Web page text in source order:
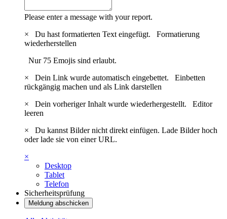
Please enter a message with your report.
×
Du hast formatierten Text eingefügt. Formatierung
wiederherstellen
Nur 75 Emojis sind erlaubt.
×
Dein Link wurde automatisch eingebettet. Einbetten
rückgängig machen und als Link darstellen
×
Dein vorheriger Inhalt wurde wiederhergestellt. Editor
leeren
×
Du kannst Bilder nicht direkt einfügen. Lade Bilder hoch
oder lade sie von einer URL.
×
Desktop
Tablet
Telefon
Sicherheitsprüfung
Meldung abschicken